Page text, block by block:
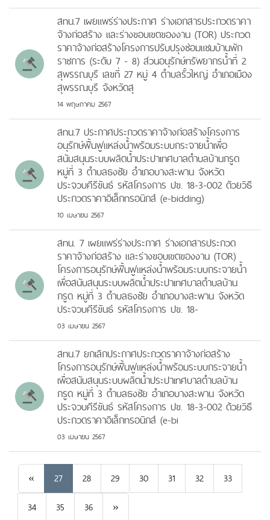
สทน.7 เผยแพร่ร่างประกาศ ร่างเอกสารประกวดราคา
จ้างก่อสร้าง และร่างขอบเขตของงาน (TOR) ประกวด
ราคาจ้างก่อสร้างโครงการปรับปรุงซ่อมแชมบ้านพัก
ราชการ (ระดับ 7 - 8) ส่วนอนุรักษ์ทรัพยากรน้ำที่ 2
สุพรรณบุรี เลขที่ 27 หมู่ 4 ตำบลรั้วใหญ่ อำเภอเมือง
สุพรรณบุรี จังหวัดสุ
14 พฤษภาคม 2567
สทน.7 ประกาศประกวดราคาจ้างก่อสร้างโครงการ
อนุรักษ์ฟื้นฟูแหล่งน้ำพร้อมระบบกระจายน้ำเพื่อ
สนับสนุนระบบผลิตน้ำประปาเทศบาลตำบลบ้านกรูด
หมู่ที่ 3 ตำบลธงชัย อำเภอบางสะพาน จังหวัด
ประจวบคีรีขันธ์ รหัสโครงการ ปข. 18-3-002 ด้วยวิธี
ประกวดราคาอิเล็กทรอนิกส์ (e-bidding)
10 เมษายน 2567
สทน. 7 เผยแพร่ร่างประกาศ ร่างเอกสารประกวด
ราคาจ้างก่อสร้าง และร่างขอบเขตของงาน (TOR)
โครงการอนุรักษ์ฟื้นฟูแหล่งน้ำพร้อมระบบกระจายน้ำ
เพื่อสนับสนุนระบบผลิตน้ำประปาเทศบาลตำบลบ้าน
กรูด หมู่ที่ 3 ตำบลธงชัย อำเภอบางสะพาน จังหวัด
ประจวบคีรีขันธ์ รหัสโครงการ ปข. 18-
03 เมษายน 2567
สทน.7 ยกเลิกประกาศประกวดราคาจ้างก่อสร้าง
โครงการอนุรักษ์ฟื้นฟูแหล่งน้ำพร้อมระบบกระจายน้ำ
เพื่อสนับสนุนระบบผลิตน้ำประปาเทศบาลตำบลบ้าน
กรูด หมู่ที่ 3 ตำบลธงชัย อำเภอบางสะพาน จังหวัด
ประจวบคีรีขันธ์ รหัสโครงการ ปข. 18-3-002 ด้วยวิธี
ประกวดราคาอิเล็กทรอนิกส์ (e-bi
03 เมษายน 2567
« Previous
27 28 29 30 31 32
33
34
35 36 »